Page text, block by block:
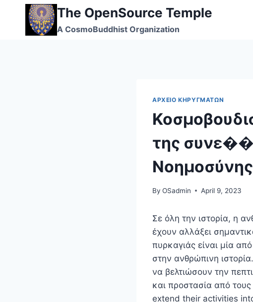
The OpenSource Temple
A CosmoBuddhist Organization
ΑΡΧΕΊΟ ΚΗΡΥΓΜΆΤΩΝ
της
Νοημοσύνης
By OSadmin April 9, 2023
Σε όλη την ιστορία, η
έχουν αλλάξει
πυρκαγιάς είναι μία
στην ανθρώπινη
να βελτιώσουν την
και προστασία από
extend their activities